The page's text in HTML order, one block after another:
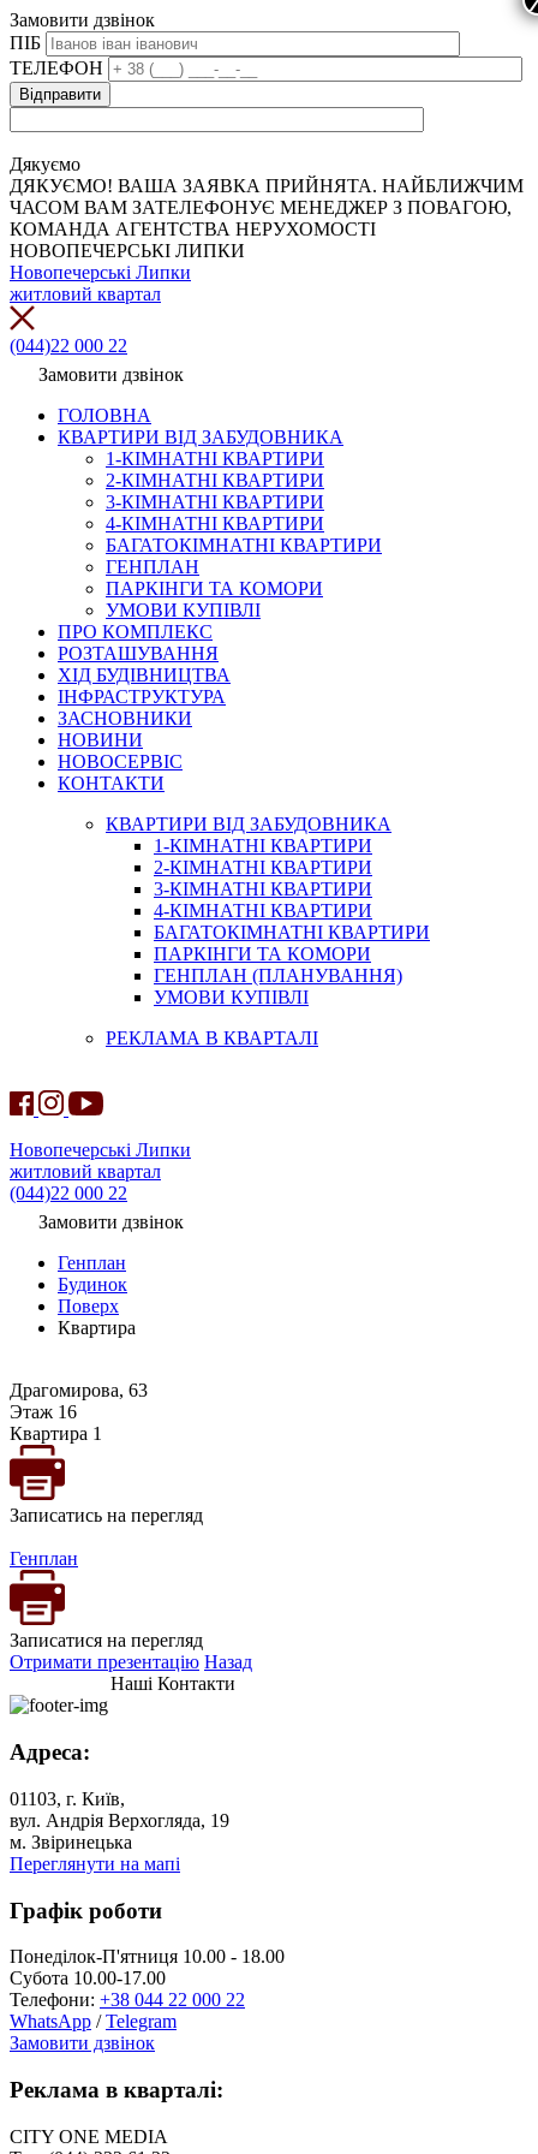
Замовити дзвінок
ПІБ
ТЕЛЕФОН
Дякуємо
ДЯКУЄМО! ВАША ЗАЯВКА ПРИЙНЯТА. НАЙБЛИЖЧИМ
ЧАСОМ ВАМ ЗАТЕЛЕФОНУЄ МЕНЕДЖЕР З ПОВАГОЮ,
КОМАНДА АГЕНТСТВА НЕРУХОМОСТІ
НОВОПЕЧЕРСЬКІ ЛИПКИ
Новопечерські Липки
житловий квартал
(044)22 000 22
Замовити дзвінок
ГОЛОВНА
КВАРТИРИ ВІД ЗАБУДОВНИКА
1-КІМНАТНІ КВАРТИРИ
2-КІМНАТНІ КВАРТИРИ
3-КІМНАТНІ КВАРТИРИ
4-КІМНАТНІ КВАРТИРИ
БАГАТОКІМНАТНІ КВАРТИРИ
ГЕНПЛАН
ПАРКІНГИ ТА КОМОРИ
УМОВИ КУПІВЛІ
ПРО КОМПЛЕКС
РОЗТАШУВАННЯ
ХІД БУДІВНИЦТВА
ІНФРАСТРУКТУРА
ЗАСНОВНИКИ
НОВИНИ
НОВОСЕРВІС
КОНТАКТИ
КВАРТИРИ ВІД ЗАБУДОВНИКА
1-КІМНАТНІ КВАРТИРИ
2-КІМНАТНІ КВАРТИРИ
3-КІМНАТНІ КВАРТИРИ
4-КІМНАТНІ КВАРТИРИ
БАГАТОКІМНАТНІ КВАРТИРИ
ПАРКІНГИ ТА КОМОРИ
ГЕНПЛАН (ПЛАНУВАННЯ)
УМОВИ КУПІВЛІ
РЕКЛАМА В КВАРТАЛІ
Новопечерські Липки
житловий квартал
(044)22 000 22
Замовити дзвінок
Генплан
Будинок
Поверх
Квартира
Драгомирова, 63
Этаж 16
Квартира 1
Записатись на перегляд
Генплан
Записатися на перегляд
Отримати презентацію Назад
Наші Контакти
Адреса:
01103, г. Київ,
вул. Андрія Верхогляда, 19
м. Звіринецька
Переглянути на мапі
Графік роботи
Понеділок-П'ятниця 10.00 - 18.00
Субота 10.00-17.00
Телефони: +38 044 22 000 22
WhatsApp /Telegram
Замовити дзвінок
Реклама в кварталі:
CITY ONE MEDIA